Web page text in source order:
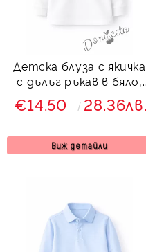
Детска блуза с якичка
с дълъг ръкав в бяло,
подходяща за момче
или момиче и за
€14.50 28.36лв.
Виж детайли